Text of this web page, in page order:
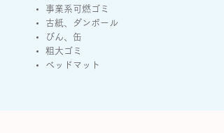
事業系可燃ゴミ
古紙、ダンボール
びん、缶
粗大ゴミ
ベッドマット